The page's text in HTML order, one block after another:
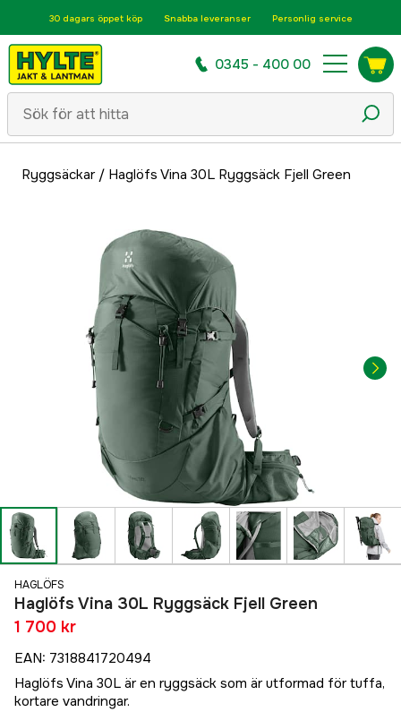
30 dagars öppet köp Snabba leveranser Personlig service
0345 - 400 00
Ryggsäckar/ Haglöfs Vina 30L Ryggsäck Fjell Green
HAGLÖFS
Haglöfs Vina 30L Ryggsäck Fjell Green
1 700 kr
EAN: 7318841720494
Haglöfs Vina 30L är en ryggsäck som är utformad för tuffa,
kortare vandringar.